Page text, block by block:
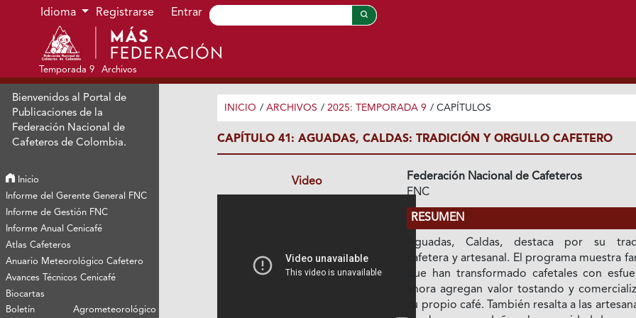
Ir al menú de navegación principal
Ir al contenido principal
Ir al pie de página del sitio
Idioma Registrarse Entrar
Temporada 9 Archivos
Bienvenidos al Portal de
Publicaciones de la
Federación Nacional de
Cafeteros de Colombia.
Inicio
Informe del Gerente General FNC
Informe de Gestión FNC
Informe Anual Cenicafé
Atlas Cafeteros
Anuario Meteorológico Cafetero
Avances Técnicos Cenicafé
Biocartas
Boletín Agrometeorológico
INICIO / ARCHIVOS / 2025: TEMPORADA 9 / CAPÍTULOS
CAPÍTULO 41: AGUADAS, CALDAS: TRADICIÓN Y ORGULLO CAFETERO
Video
Federación Nacional de Cafeteros
FNC
RESUMEN
Aguadas, Caldas, destaca por su
cafetera y artesanal. El programa muestra
que han transformado cafetales con
ahora agregan valor tostando y
su propio café. También resalta a las